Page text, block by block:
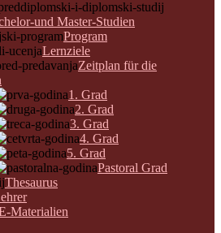
und Master-Studien
Program
Lernziele
Zeitplan für die
1. Grad
2. Grad
3. Grad
4. Grad
5. Grad
Pastoral Grad
Thesaurus
Materialien